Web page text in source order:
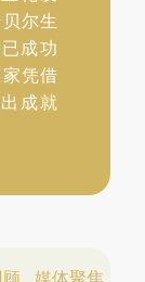
尔生
成功
凭借
成就
媒体聚焦